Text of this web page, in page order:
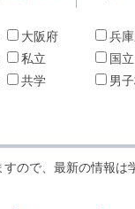
大阪府 兵
私立 国立
共学 男
ので、最新の情報は